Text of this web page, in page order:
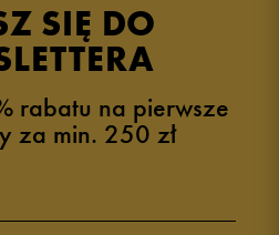
przez
0%
SIĘ DO
rabatu na pierwsze
za min. 250 zł